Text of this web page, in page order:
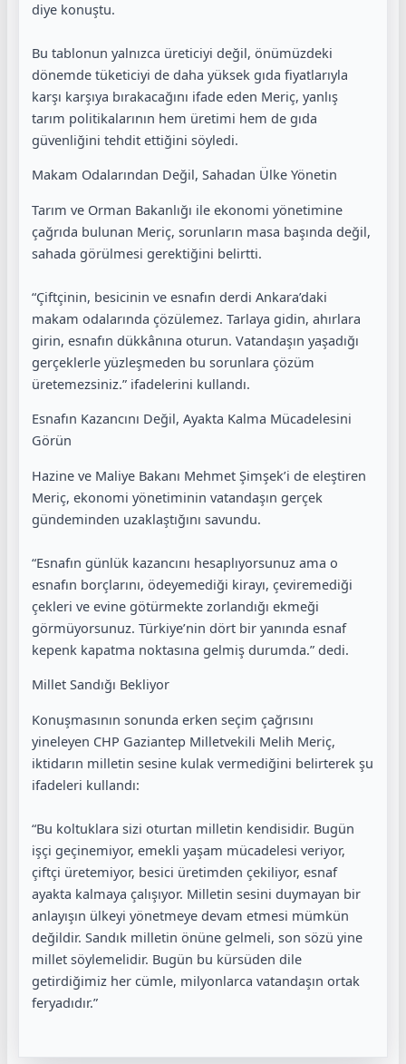
diye konuştu.
Bu tablonun yalnızca üreticiyi değil, önümüzdeki
dönemde tüketiciyi de daha yüksek gıda fiyatlarıyla
karşı karşıya bırakacağını ifade eden Meriç, yanlış
tarım politikalarının hem üretimi hem de gıda
güvenliğini tehdit ettiğini söyledi.
Makam Odalarından Değil, Sahadan Ülke Yönetin
Tarım ve Orman Bakanlığı ile ekonomi yönetimine
çağrıda bulunan Meriç, sorunların masa başında değil,
sahada görülmesi gerektiğini belirtti.
“Çiftçinin, besicinin ve esnafın derdi Ankara’daki
makam odalarında çözülemez. Tarlaya gidin, ahırlara
girin, esnafın dükkânına oturun. Vatandaşın yaşadığı
gerçeklerle yüzleşmeden bu sorunlara çözüm
üretemezsiniz.” ifadelerini kullandı.
Esnafın Kazancını Değil, Ayakta Kalma Mücadelesini
Görün
Hazine ve Maliye Bakanı Mehmet Şimşek’i de eleştiren
Meriç, ekonomi yönetiminin vatandaşın gerçek
gündeminden uzaklaştığını savundu.
“Esnafın günlük kazancını hesaplıyorsunuz ama o
esnafın borçlarını, ödeyemediği kirayı, çeviremediği
çekleri ve evine götürmekte zorlandığı ekmeği
görmüyorsunuz. Türkiye’nin dört bir yanında esnaf
kepenk kapatma noktasına gelmiş durumda.” dedi.
Millet Sandığı Bekliyor
Konuşmasının sonunda erken seçim çağrısını
yineleyen CHP Gaziantep Milletvekili Melih Meriç,
iktidarın milletin sesine kulak vermediğini belirterek şu
ifadeleri kullandı:
“Bu koltuklara sizi oturtan milletin kendisidir. Bugün
işçi geçinemiyor, emekli yaşam mücadelesi veriyor,
çiftçi üretemiyor, besici üretimden çekiliyor, esnaf
ayakta kalmaya çalışıyor. Milletin sesini duymayan bir
anlayışın ülkeyi yönetmeye devam etmesi mümkün
değildir. Sandık milletin önüne gelmeli, son sözü yine
millet söylemelidir. Bugün bu kürsüden dile
getirdiğimiz her cümle, milyonlarca vatandaşın ortak
feryadıdır.”